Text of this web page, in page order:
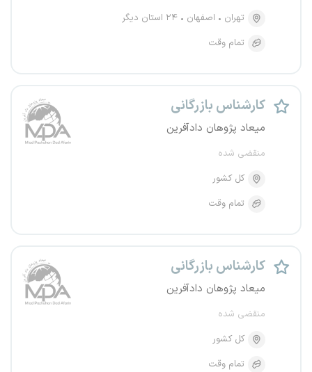
تهران اصفهان
۲۴ استان دیگر
تمام وقت
کارشناس بازرگانی
میعاد پژوهان دادآفرین
منقضی شده
کل کشور
تمام وقت
کارشناس بازرگانی
میعاد پژوهان دادآفرین
منقضی شده
کل کشور
تمام وقت